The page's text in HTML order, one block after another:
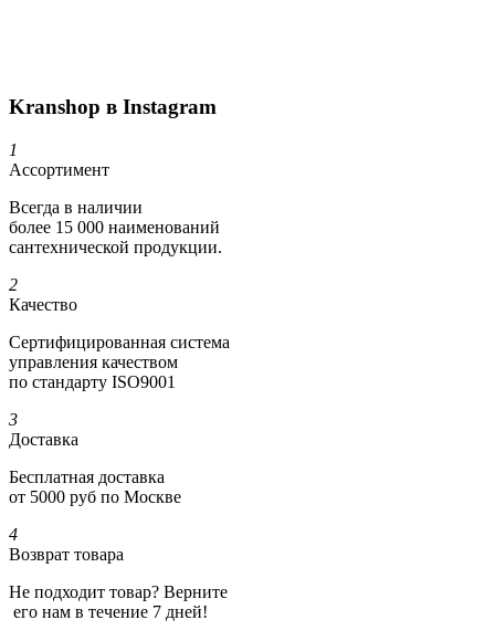
Kranshop в Instagram
1
Ассортимент
Всегда в наличии
более 15 000 наименований
сантехнической продукции.
2
Качество
Сертифициро­ванная система
управления качеством
по стандарту ISO9001
3
Доставка
Бесплатная доставка
от 5000 руб по Москве
4
Возврат товара
Не подходит товар? Верните
его нам в течение 7 дней!